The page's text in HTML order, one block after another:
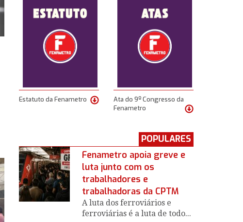
Estatuto da Fenametro
Ata do 9º Congresso da
Fenametro
POPULARES
Fenametro apoia greve e
luta junto com os
trabalhadores e
trabalhadoras da CPTM
A luta dos ferroviários e
ferroviárias é a luta de todo...